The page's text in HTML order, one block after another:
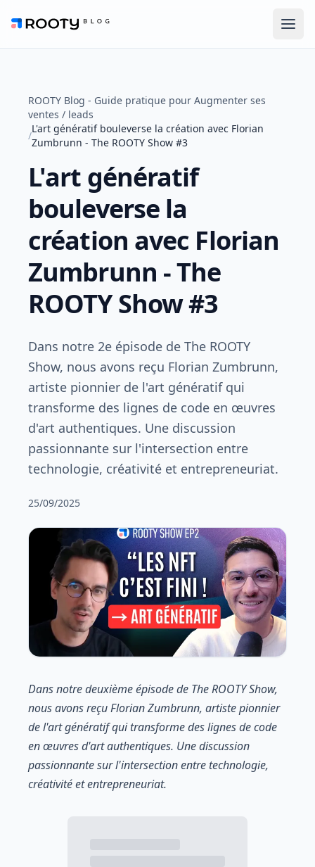
ROOTY Blog
ROOTY Blog - Guide pratique pour Augmenter ses
ventes / leads
/
L'art génératif bouleverse la création avec Florian
Zumbrunn - The ROOTY Show #3
L'art génératif
bouleverse la
création avec Florian
Zumbrunn - The
ROOTY Show #3
Dans notre 2e épisode de The ROOTY
Show, nous avons reçu Florian Zumbrunn,
artiste pionnier de l'art génératif qui
transforme des lignes de code en œuvres
d'art authentiques. Une discussion
passionnante sur l'intersection entre
technologie, créativité et entrepreneuriat.
25/09/2025
Dans notre deuxième épisode de The ROOTY Show,
nous avons reçu Florian Zumbrunn, artiste pionnier
de l'art génératif qui transforme des lignes de code
en œuvres d'art authentiques. Une discussion
passionnante sur l'intersection entre technologie,
créativité et entrepreneuriat.